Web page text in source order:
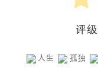
评级
人生 孤独